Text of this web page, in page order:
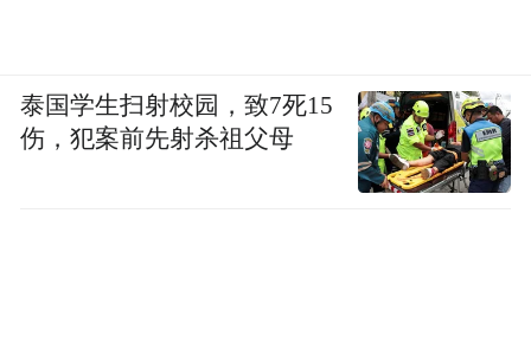
泰国学生扫射校园，致7死15
伤，犯案前先射杀祖父母